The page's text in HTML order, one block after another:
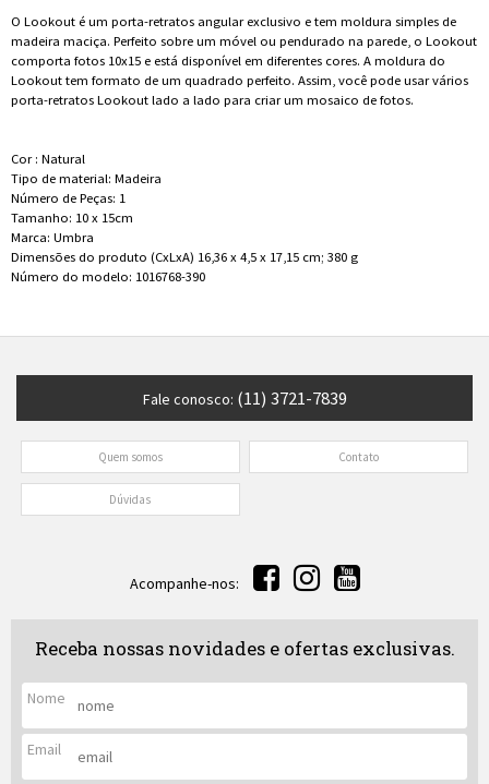
O Lookout é um porta-retratos angular exclusivo e tem moldura simples de
madeira maciça. Perfeito sobre um móvel ou pendurado na parede, o Lookout
comporta fotos 10x15 e está disponível em diferentes cores. A moldura do
Lookout tem formato de um quadrado perfeito. Assim, você pode usar vários
porta-retratos Lookout lado a lado para criar um mosaico de fotos.
Cor : Natural
Tipo de material: ‎Madeira
Número de Peças: 1
Tamanho: 10 x 15cm
Marca: ‎Umbra
Dimensões do produto (CxLxA) 16,36 x 4,5 x 17,15 cm; 380 g
Número do modelo: 1016768-390
Fale conosco: (11) 3721-7839
Quem somos Contato
Dúvidas
Acompanhe-nos:
Receba nossas novidades e ofertas exclusivas.
Nome
Email